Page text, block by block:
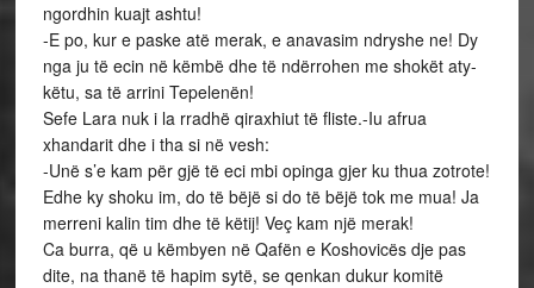
ngordhin kuajt ashtu!
-E po, kur e paske atë merak, e anavasim ndryshe ne! Dy
nga ju të ecin në këmbë dhe të ndërrohen me shokët aty-
këtu, sa të arrini Tepelenën!
Sefe Lara nuk i la rradhë qiraxhiut të fliste.-Iu afrua
xhandarit dhe i tha si në vesh:
-Unë s’e kam për gjë të eci mbi opinga gjer ku thua zotrote!
Edhe ky shoku im, do të bëjë si do të bëjë tok me mua! Ja
merreni kalin tim dhe të këtij! Veç kam një merak!
Ca burra, që u këmbyen në Qafën e Koshovicës dje pas
dite, na thanë të hapim sytë, se qenkan dukur komitë